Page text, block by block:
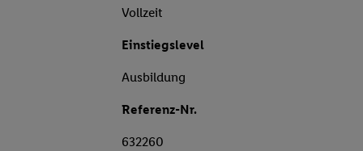
Vollzeit
Einstiegslevel
Ausbildung
Referenz-Nr.
632260